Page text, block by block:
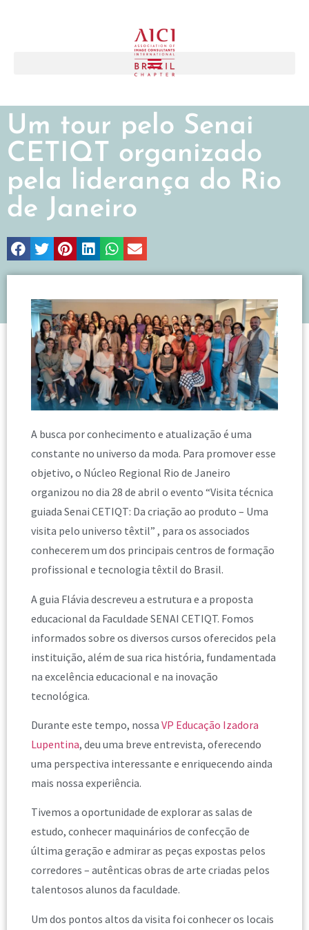
Um tour pelo Senai
CETIQT organizado
pela liderança do Rio
de Janeiro
A busca por conhecimento e atualização é uma
constante no universo da moda. Para promover esse
objetivo, o Núcleo Regional Rio de Janeiro
organizou no dia 28 de abril o evento “Visita técnica
guiada Senai CETIQT: Da criação ao produto – Uma
visita pelo universo têxtil” , para os associados
conhecerem um dos principais centros de formação
profissional e tecnologia têxtil do Brasil.
A guia Flávia descreveu a estrutura e a proposta
educacional da Faculdade SENAI CETIQT. Fomos
informados sobre os diversos cursos oferecidos pela
instituição, além de sua rica história, fundamentada
na excelência educacional e na inovação
tecnológica.
Durante este tempo, nossa VP Educação Izadora
Lupentina, deu uma breve entrevista, oferecendo
uma perspectiva interessante e enriquecendo ainda
mais nossa experiência.
Tivemos a oportunidade de explorar as salas de
estudo, conhecer maquinários de confecção de
última geração e admirar as peças expostas pelos
corredores – autênticas obras de arte criadas pelos
talentosos alunos da faculdade.
Um dos pontos altos da visita foi conhecer os locais